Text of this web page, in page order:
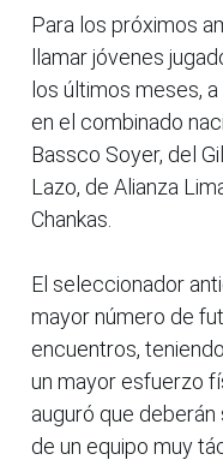
Para los próximos
llamar jóvenes
los últimos meses,
en el combinado
Bassco Soyer, del
Lazo, de Alianza
Chankas.
El seleccionador
mayor número de
encuentros,
un mayor esfuerzo
auguró que
de un equipo muy